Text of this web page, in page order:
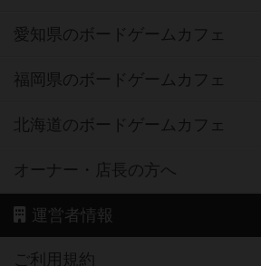
愛知県のボードゲームカフェ
福岡県のボードゲームカフェ
北海道のボードゲームカフェ
オーナー・店長の方へ
運営者情報
ご利用規約